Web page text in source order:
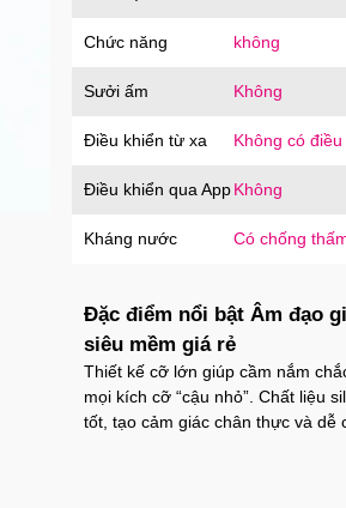
Case trong suốt
Ốp lưng iPhone 16 Pro Max
suốt tối giản
Ốp lưng iPhone 16 Pro
chống sốc
MãOP16Prtrị giá70.000₫
Chức năng không
Sưởi ấm Không
Điều khiển từ xa Không có
Điều khiển qua AppKhông
Kháng nước Có chống
Đặc điểm nổi bật Âm đạo
siêu mềm giá rẻ
Thiết kế cỡ lớn giúp cầm nắm
mọi kích cỡ “cậu nhỏ”. Chất liệu
tốt, tạo cảm giác chân thực và dễ